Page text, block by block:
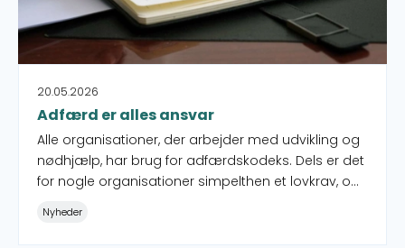
20.05.2026
Adfærd er alles ansvar
Alle organisationer, der arbejder med udvikling og
nødhjælp, har brug for adfærdskodeks. Dels er det
for nogle organisationer simpelthen et lovkrav, og
for at være ansvarlig.
Nyheder